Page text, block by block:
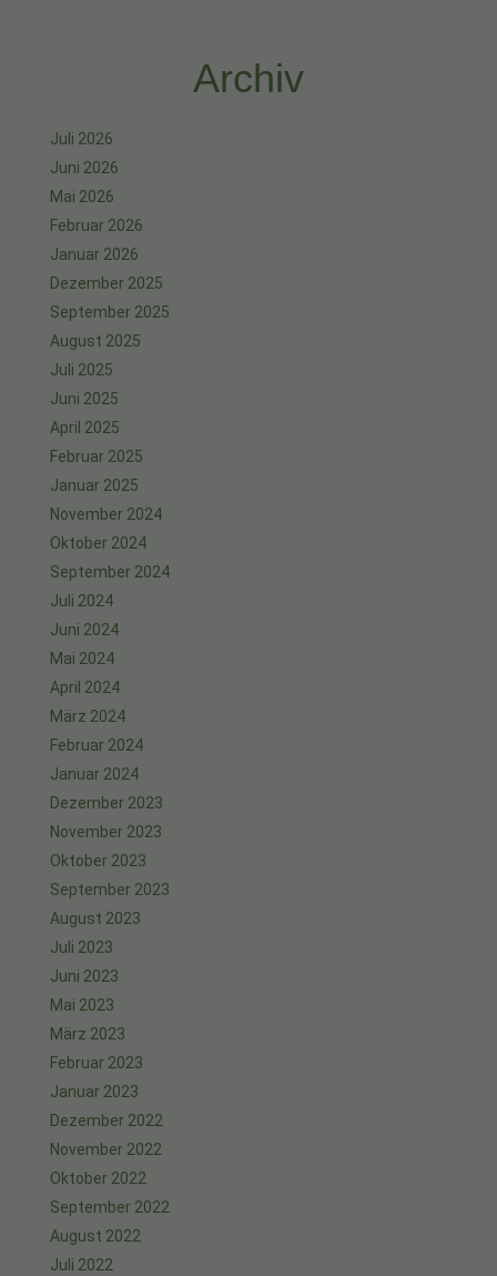
Archiv
Juli 2026
Juni 2026
Mai 2026
Februar 2026
Januar 2026
Dezember 2025
September 2025
August 2025
Juli 2025
Juni 2025
April 2025
Februar 2025
Januar 2025
November 2024
Oktober 2024
September 2024
Juli 2024
Juni 2024
Mai 2024
April 2024
März 2024
Februar 2024
Januar 2024
Dezember 2023
November 2023
Oktober 2023
September 2023
August 2023
Juli 2023
Juni 2023
Mai 2023
März 2023
Februar 2023
Januar 2023
Dezember 2022
November 2022
Oktober 2022
September 2022
August 2022
Juli 2022